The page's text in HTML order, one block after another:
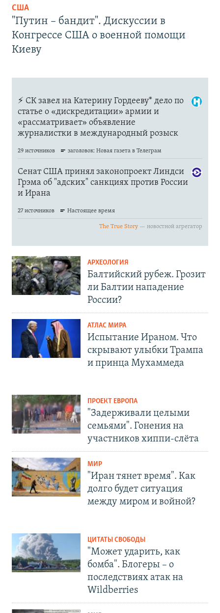
США
"Путин – бандит". Дискуссии в
Конгрессе США о военной помощи
Киеву
АРХЕОЛОГИЯ
Балтийский рубеж. Грозит
ли Балтии нападение
России?
АТЛАС МИРА
Испытание Ираном. Что
скрывают улыбки Трампа
и принца Мухаммеда
ПРОЕКТ ЕВРОПА
"Задерживали целыми
семьями". Гонения на
участников хиппи-слёта
МИР
"Иран тянет время". Как
долго будет ситуация
между миром и войной?
ЦИТАТЫ СВОБОДЫ
"Может ударить, как
бомба". Блогеры – о
последствиях атак на
Wildberries